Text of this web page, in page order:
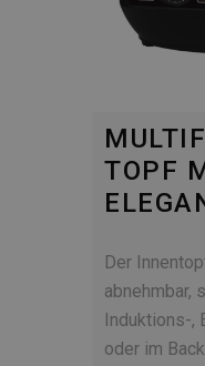
TOPF
Der
abnehmbar,
Induktions-,
oder im